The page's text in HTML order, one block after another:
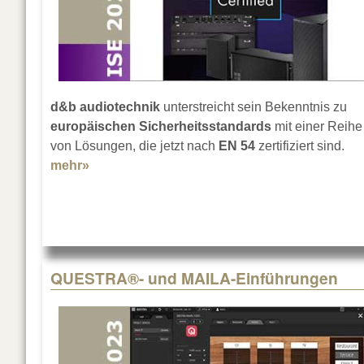
d&b audiotechnik unterstreicht sein Bekenntnis zu
europäischen Sicherheitsstandards mit einer Reihe
von Lösungen, die jetzt nach EN 54 zertifiziert sind.
mehr»
QUESTRA®- und MAILA-Einführungen